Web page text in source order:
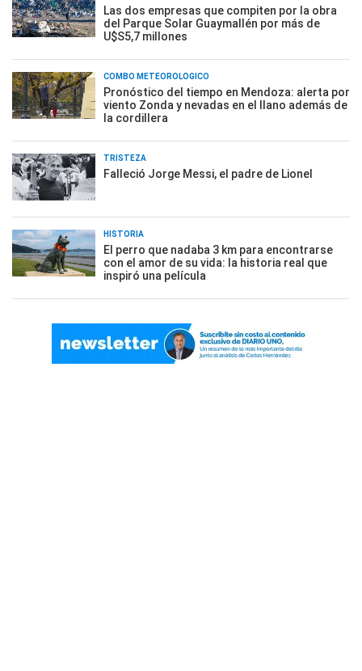
Las dos empresas que compiten por la obra
del Parque Solar Guaymallén por más de
U$S5,7 millones
COMBO METEOROLÓGICO
Pronóstico del tiempo en Mendoza: alerta por
viento Zonda y nevadas en el llano además de
la cordillera
TRISTEZA
Falleció Jorge Messi, el padre de Lionel
HISTORIA
El perro que nadaba 3 km para encontrarse
con el amor de su vida: la historia real que
inspiró una película